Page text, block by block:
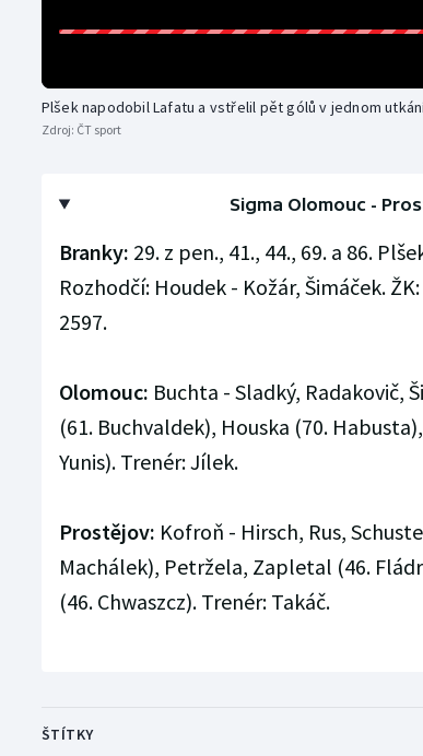
Plšek napodobil Lafatu a vstřelil pět gólů v jednom
Zdroj: ČT sport
Sigma Olomouc -
Branky: 29. z pen., 41., 44., 69. a 86.
Rozhodčí: Houdek - Kožár, Šimáček.
2597.
Olomouc: Buchta - Sladký, Radakovič,
(61. Buchvaldek), Houska (70.
Yunis). Trenér: Jílek.
Prostějov: Kofroň - Hirsch, Rus,
Machálek), Petržela, Zapletal (46.
(46. Chwaszcz). Trenér: Takáč.
ŠTÍTKY